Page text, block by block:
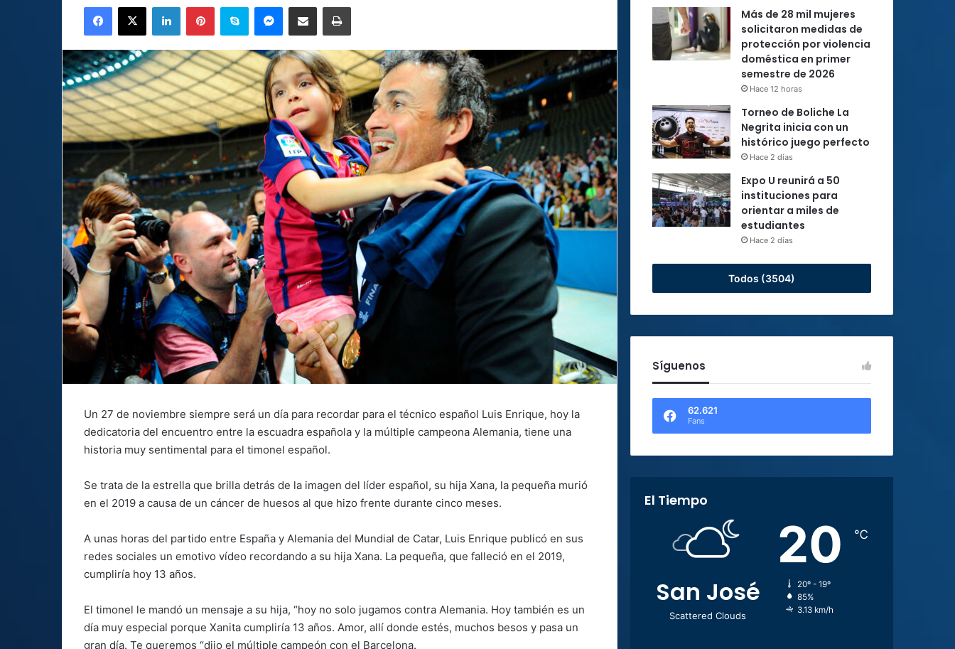
Facebook
X LinkedInPinterestSkype MessengerCompartir por correo electrónicoImprimir
Un 27 de noviembre siempre será un día para recordar para el técnico español Luis Enrique, hoy la
dedicatoria del encuentro entre la escuadra española y la múltiple campeona Alemania, tiene una
historia muy sentimental para el timonel español.
Se trata de la estrella que brilla detrás de la imagen del líder español, su hija Xana, la pequeña murió
en el 2019 a causa de un cáncer de huesos al que hizo frente durante cinco meses.
A unas horas del partido entre España y Alemania del Mundial de Catar, Luis Enrique publicó en sus
redes sociales un emotivo vídeo recordando a su hija Xana. La pequeña, que falleció en el 2019,
cumpliría hoy 13 años.
El timonel le mandó un mensaje a su hija, “hoy no solo jugamos contra Alemania. Hoy también es un
día muy especial porque Xanita cumpliría 13 años. Amor, allí donde estés, muchos besos y pasa un
gran día. Te queremos “dijo el múltiple campeón con el Barcelona.
Más de 28 mil mujeres
solicitaron medidas de
protección por violencia
doméstica en primer
semestre de 2026
Hace 12 horas
Torneo de Boliche La
Negrita inicia con un
histórico juego perfecto
Hace 2 días
Expo U reunirá a 50
instituciones para
orientar a miles de
estudiantes
Hace 2 días
Todos (3504)
Síguenos
62.621
Fans
El Tiempo
San José
Scattered Clouds
20 ℃
20º - 19º
85%
3.13 km/h